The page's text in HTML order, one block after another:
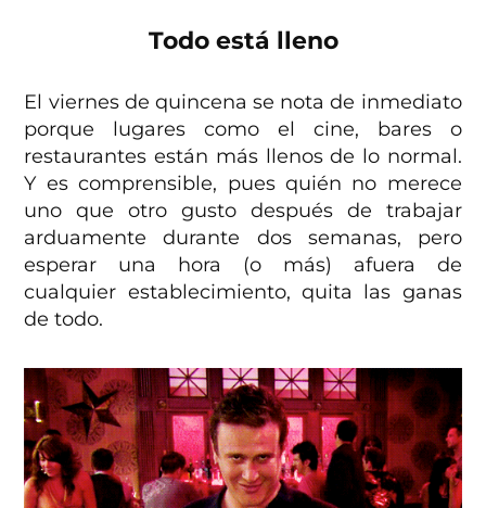
Todo está lleno
El viernes de quincena se nota de inmediato
porque lugares como el cine, bares o
restaurantes están más llenos de lo normal.
Y es comprensible, pues quién no merece
uno que otro gusto después de trabajar
arduamente durante dos semanas, pero
esperar una hora (o más) afuera de
cualquier establecimiento, quita las ganas
de todo.